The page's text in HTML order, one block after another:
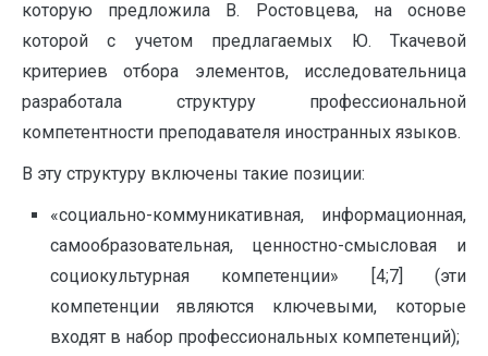
которую предложила В. Ростовцева, на основе
которой с учетом предлагаемых Ю. Ткачевой
критериев отбора элементов, исследовательница
разработала структуру профессиональной
компетентности преподавателя иностранных языков.
В эту структуру включены такие позиции:
«социально-коммуникативная, информационная,
самообразовательная, ценностно-смысловая и
социокультурная компетенции» [4;7] (эти
компетенции являются ключевыми, которые
входят в набор профессиональных компетенций);